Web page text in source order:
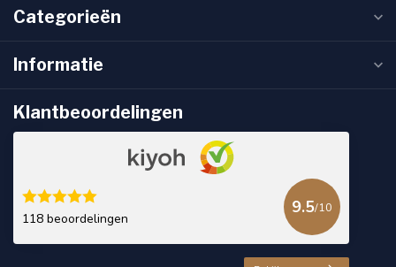
Categorieën
Informatie
Klantbeoordelingen
118 beoordelingen
9.5/10